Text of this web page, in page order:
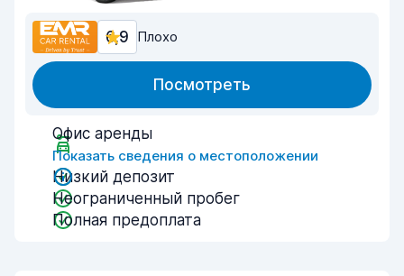
6,9 Плохо
Посмотреть
Офис аренды
Показать сведения о местоположении
Низкий депозит
Неограниченный пробег
Полная предоплата